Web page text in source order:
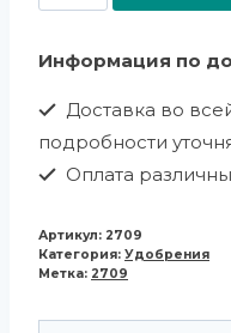
Информация по
Доставка во
подробности
Оплата
Артикул: 2709
Категория: Удобрения
Метка: 2709